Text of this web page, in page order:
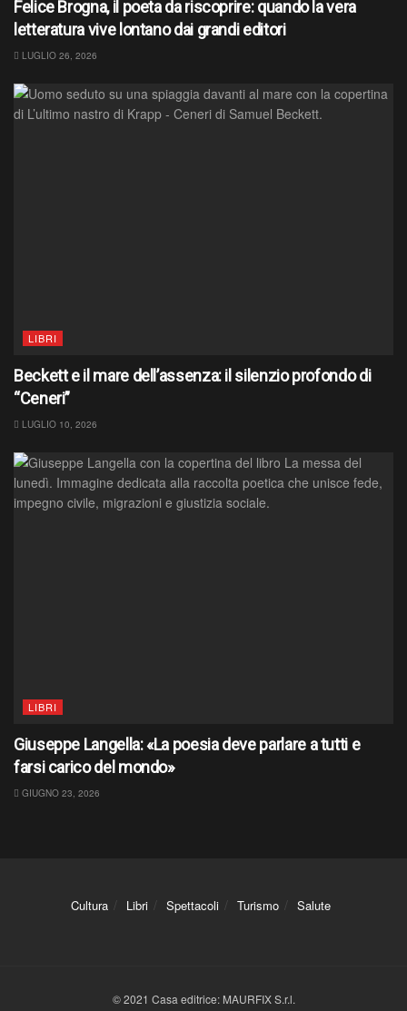
Felice Brogna, il poeta da riscoprire: quando la vera
letteratura vive lontano dai grandi editori
LUGLIO 26, 2026
LIBRI
Beckett e il mare dell’assenza: il silenzio profondo di
“Ceneri”
LUGLIO 10, 2026
LIBRI
Giuseppe Langella: «La poesia deve parlare a tutti e
farsi carico del mondo»
GIUGNO 23, 2026
Cultura Libri Spettacoli Turismo Salute
© 2021 Casa editrice: MAURFIX S.r.l.